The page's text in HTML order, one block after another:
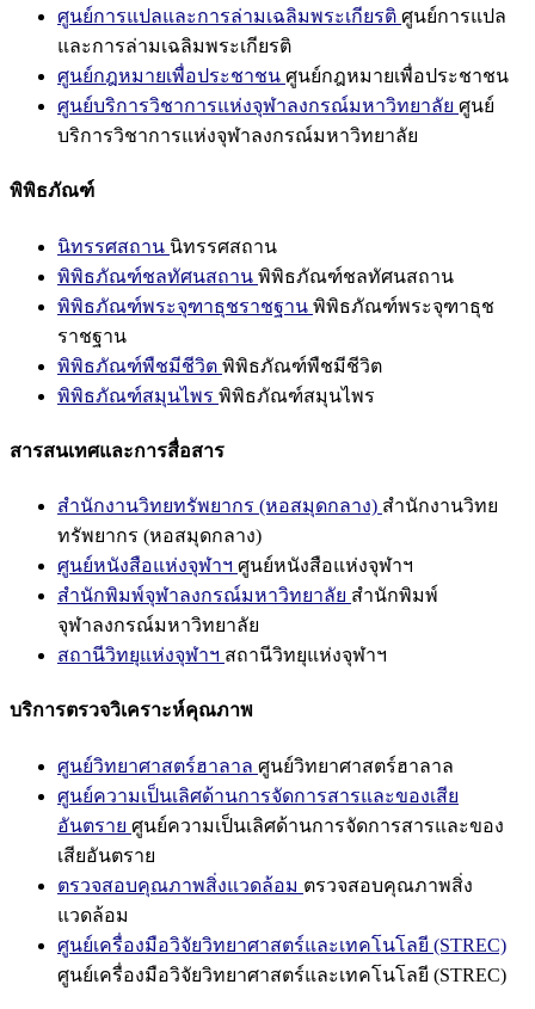
ศูนย์การแปลและการล่ามเฉลิมพระเกียรติ ศูนย์การแปล
และการล่ามเฉลิมพระเกียรติ
ศูนย์กฎหมายเพื่อประชาชน ศูนย์กฎหมายเพื่อประชาชน
ศูนย์บริการวิชาการแห่งจุฬาลงกรณ์มหาวิทยาลัย ศูนย์
บริการวิชาการแห่งจุฬาลงกรณ์มหาวิทยาลัย
พิพิธภัณฑ์
นิทรรศสถาน นิทรรศสถาน
พิพิธภัณฑ์ชลทัศนสถาน พิพิธภัณฑ์ชลทัศนสถาน
พิพิธภัณฑ์พระจุฑาธุชราชฐาน พิพิธภัณฑ์พระจุฑาธุช
ราชฐาน
พิพิธภัณฑ์พืชมีชีวิต พิพิธภัณฑ์พืชมีชีวิต
พิพิธภัณฑ์สมุนไพร พิพิธภัณฑ์สมุนไพร
สารสนเทศและการสื่อสาร
สำนักงานวิทยทรัพยากร (หอสมุดกลาง) สำนักงานวิทย
ทรัพยากร (หอสมุดกลาง)
ศูนย์หนังสือแห่งจุฬาฯ ศูนย์หนังสือแห่งจุฬาฯ
สำนักพิมพ์จุฬาลงกรณ์มหาวิทยาลัย สำนักพิมพ์
จุฬาลงกรณ์มหาวิทยาลัย
สถานีวิทยุแห่งจุฬาฯ สถานีวิทยุแห่งจุฬาฯ
บริการตรวจวิเคราะห์คุณภาพ
ศูนย์วิทยาศาสตร์ฮาลาล ศูนย์วิทยาศาสตร์ฮาลาล
ศูนย์ความเป็นเลิศด้านการจัดการสารและของเสีย
อันตราย ศูนย์ความเป็นเลิศด้านการจัดการสารและของ
เสียอันตราย
ตรวจสอบคุณภาพสิ่งแวดล้อม ตรวจสอบคุณภาพสิ่ง
แวดล้อม
ศูนย์เครื่องมือวิจัยวิทยาศาสตร์และเทคโนโลยี (STREC)
ศูนย์เครื่องมือวิจัยวิทยาศาสตร์และเทคโนโลยี (STREC)